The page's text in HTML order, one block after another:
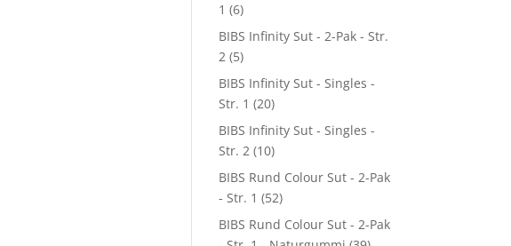
1 (6)
BIBS Infinity Sut - 2-Pak - Str.
2 (5)
BIBS Infinity Sut - Singles -
Str. 1 (20)
BIBS Infinity Sut - Singles -
Str. 2 (10)
BIBS Rund Colour Sut - 2-Pak
- Str. 1 (52)
BIBS Rund Colour Sut - 2-Pak